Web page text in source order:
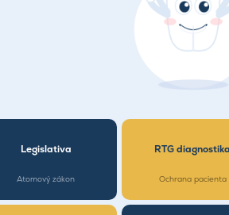
Legislativa
Atomový zákon
RTG diagnostika
Ochrana pacienta